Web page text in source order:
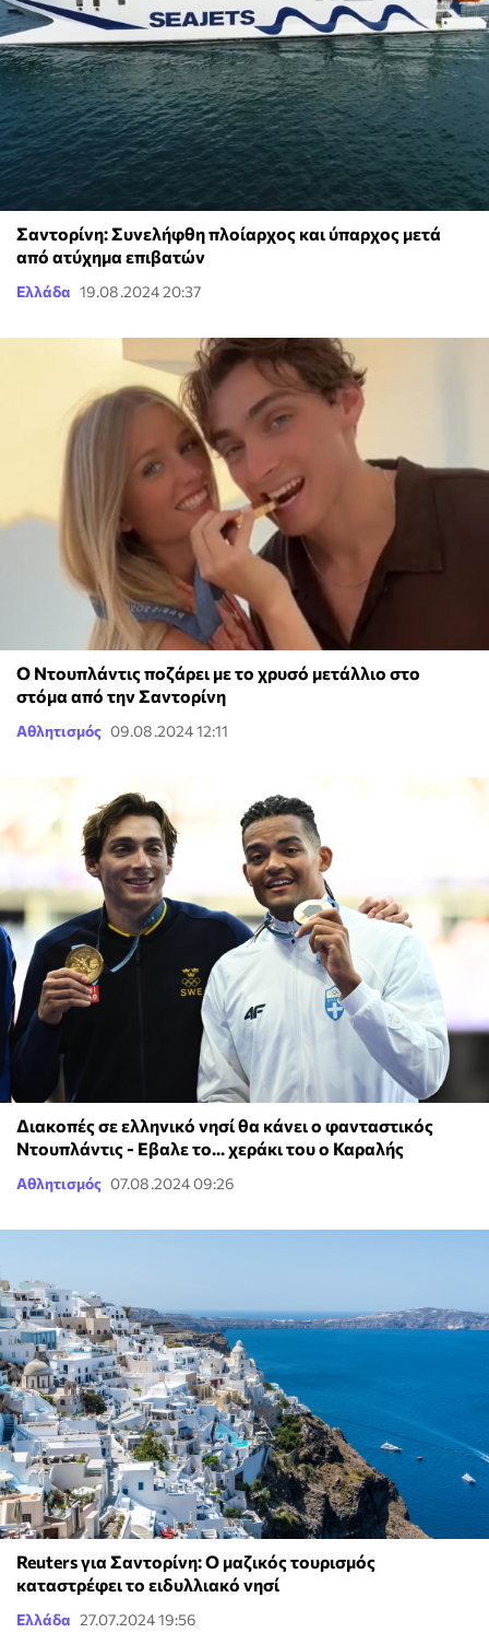
Σαντορίνη: Συνελήφθη πλοίαρχος και ύπαρχος μετά
από ατύχημα επιβατών
Ελλάδα 19.08.2024 20:37
Ο Ντουπλάντις ποζάρει με το χρυσό μετάλλιο στο
στόμα από την Σαντορίνη
Αθλητισμός 09.08.2024 12:11
Διακοπές σε ελληνικό νησί θα κάνει ο φανταστικός
Ντουπλάντις - Εβαλε το... χεράκι του ο Καραλής
Αθλητισμός 07.08.2024 09:26
Reuters για Σαντορίνη: Ο μαζικός τουρισμός
καταστρέφει το ειδυλλιακό νησί
Ελλάδα 27.07.2024 19:56